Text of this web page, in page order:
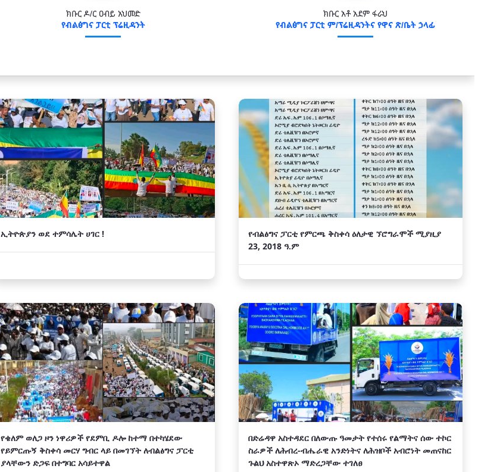
ክቡር ዶ/ር ዐብይ አህመድ
የብልፅግና ፓርቲ ፕሬዚዳንት
ክቡር አቶ አደም ፋራህ
የብልፅግና ፓርቲ ም/ፕሬዚዳንትና የዋና ጽ/ቤት ኃላፊ
ኢትዮጵያን ወደ ተምሳሌት ሀገር !
የብልፅግና ፓርቲ የምርጫ ቅስቀሳ ዕለታዊ ኘሮግራሞች ሚያዚያ
23, 2018 ዓ.ም
የቄለም ወለጋ ዞን ነዋሪዎች የደምቢ ዶሎ ከተማ በተካሄደው
የይምርጡኝ ቅስቀሳ መርሃ ግብር ላይ በመገኘት ለብልፅግና ፓርቲ
ያላቸውን ድጋፍ በተግባር አሳይተዋል
በድሬዳዋ አስተዳደር በለውጡ ዓመታት የተሰሩ የልማትና ሰው ተኮር
ስራዎች ለሕብረ-ብሔራዊ አንድነትና ለሕዝቦች አብሮነት መጠናከር
ጉልህ አስተዋጽኦ ማድረጋቸው ተገለፀ